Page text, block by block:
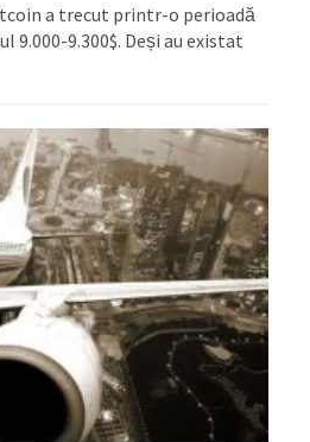
a trecut printr-o perioadă
9.000-9.300$. Deși au existat